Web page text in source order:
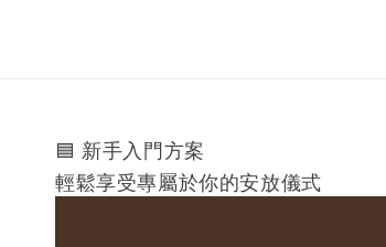
🟦 新手入門方案
輕鬆享受專屬於你的安放儀式